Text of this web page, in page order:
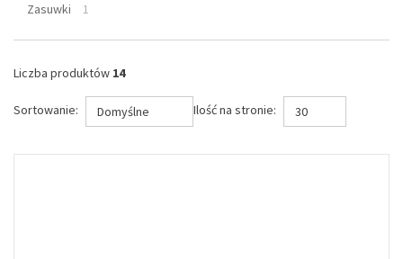
Zasuwki
1
Liczba produktów 14
Sortowanie: Domyślne Ilość na stronie: 30